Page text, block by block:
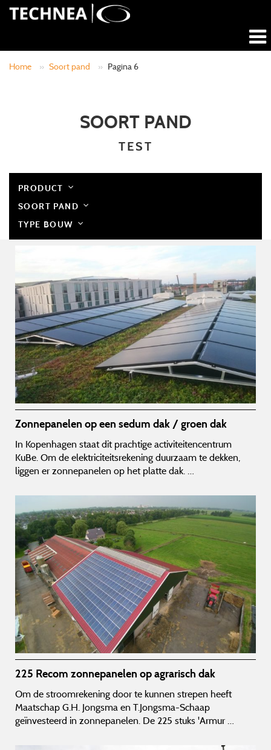
Home » Soort pand » Pagina 6
SOORT PAND
TEST
PRODUCT
SOORT PAND
TYPE BOUW
Zonnepanelen op een sedum dak / groen dak
In Kopenhagen staat dit prachtige activiteitencentrum
KuBe. Om de elektriciteitsrekening duurzaam te dekken,
liggen er zonnepanelen op het platte dak. …
225 Recom zonnepanelen op agrarisch dak
Om de stroomrekening door te kunnen strepen heeft
Maatschap G.H. Jongsma en T.Jongsma-Schaap
geïnvesteerd in zonnepanelen. De 225 stuks 'Armur …